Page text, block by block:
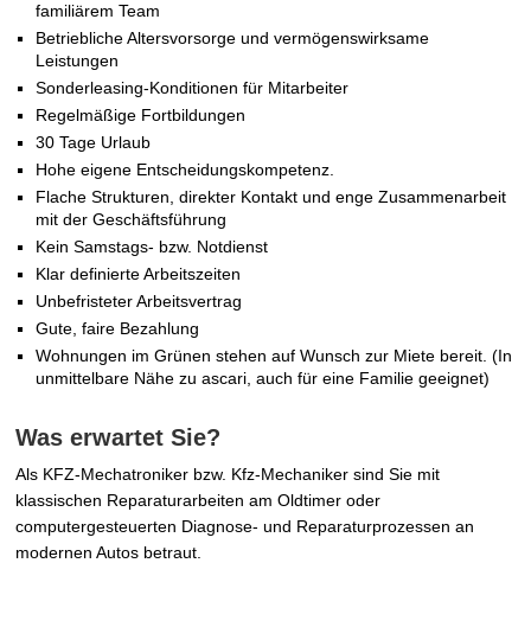
familiärem Team
Betriebliche Altersvorsorge und vermögenswirksame
Leistungen
Sonderleasing-Konditionen für Mitarbeiter
Regelmäßige Fortbildungen
30 Tage Urlaub
Hohe eigene Entscheidungskompetenz.
Flache Strukturen, direkter Kontakt und enge Zusammenarbeit
mit der Geschäftsführung
Kein Samstags- bzw. Notdienst
Klar definierte Arbeitszeiten
Unbefristeter Arbeitsvertrag
Gute, faire Bezahlung
Wohnungen im Grünen stehen auf Wunsch zur Miete bereit. (In
unmittelbare Nähe zu ascari, auch für eine Familie geeignet)
Was erwartet Sie?
Als KFZ-Mechatroniker bzw. Kfz-Mechaniker sind Sie mit
klassischen Reparaturarbeiten am Oldtimer oder
computergesteuerten Diagnose- und Reparaturprozessen an
modernen Autos betraut.